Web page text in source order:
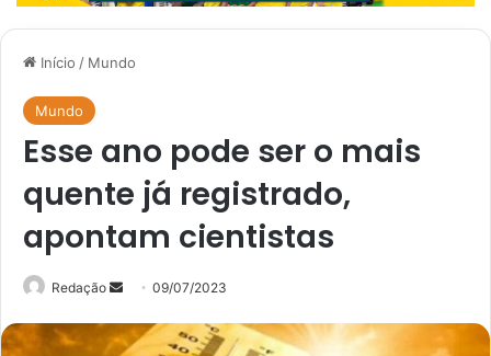
Início / Mundo
Mundo
Esse ano pode ser o mais
quente já registrado,
apontam cientistas
Redação
Mande
e-
09/07/2023